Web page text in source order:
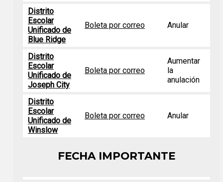
Distrito
Escolar
Unificado de
Blue Ridge
Boleta por correo Anular
Distrito
Escolar
Unificado de
Joseph City
Boleta por correo
Aumentar
la
anulación
Distrito
Escolar
Unificado de
Winslow
Boleta por correo Anular
FECHA IMPORTANTE